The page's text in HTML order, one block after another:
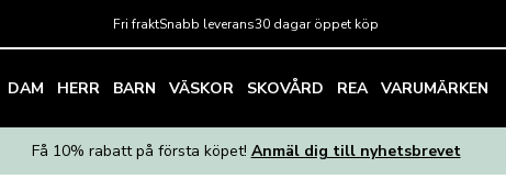
Fri fraktSnabb leverans30 dagar öppet köp
DAM HERR BARN VÄSKOR SKOVÅRD REA VARUMÄRKEN
Få 10% rabatt på första köpet! Anmäl dig till nyhetsbrevet